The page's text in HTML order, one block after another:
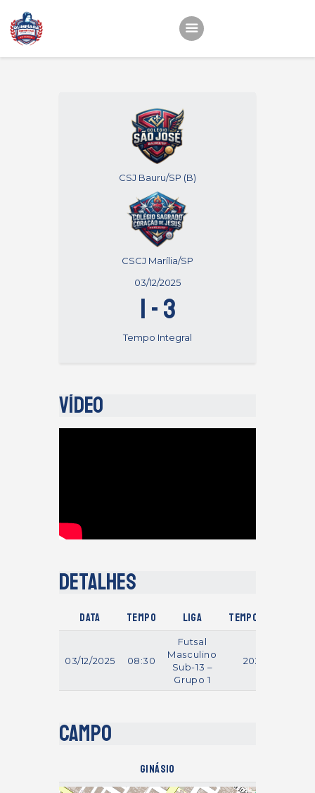
Início
Sagrado Rede de
CSJ Bauru/SP (B)
CSCJ Marília/SP
03/12/2025
1 -3
Tempo Integral
Vídeo
Detalhes
Data Tempo Liga Temporada
03/12/2025 08:30
Futsal
Masculino
Sub-13 –
Grupo 1
2025
Campo
Ginásio